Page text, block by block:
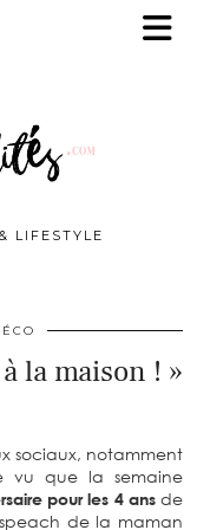
LIFESTYLE
la maison
sociaux,
doute vu que la
d’anniversaire pour
faire le speach